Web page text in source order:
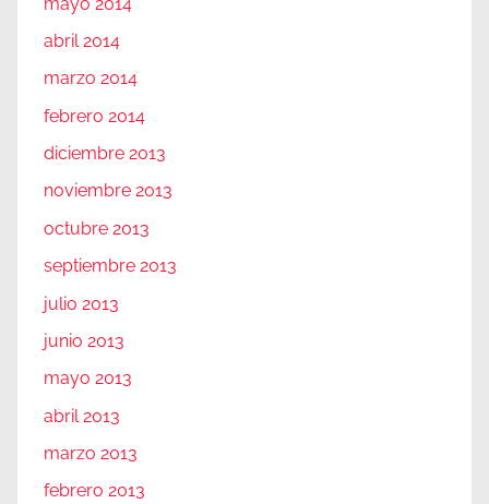
abril 2014
marzo 2014
febrero 2014
diciembre 2013
noviembre 2013
octubre 2013
septiembre 2013
julio 2013
junio 2013
mayo 2013
abril 2013
marzo 2013
febrero 2013